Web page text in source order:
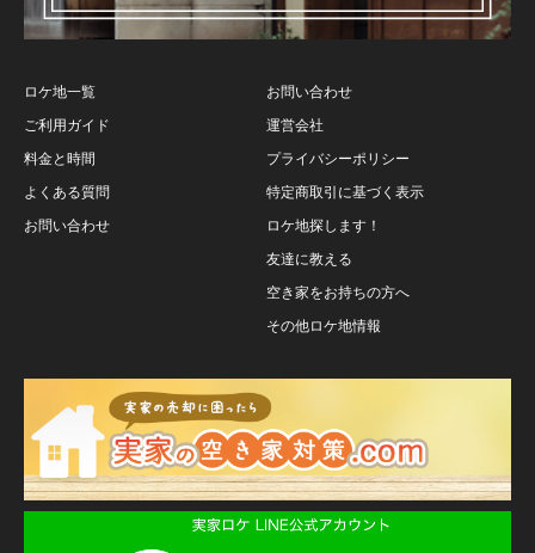
ロケ地一覧
ご利用ガイド
料金と時間
よくある質問
お問い合わせ
お問い合わせ
運営会社
プライバシーポリシー
特定商取引に基づく表示
ロケ地探します！
友達に教える
空き家をお持ちの方へ
その他ロケ地情報